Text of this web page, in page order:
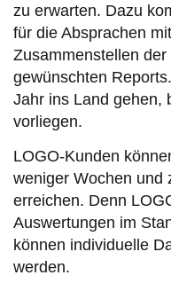
zu erwarten. Dazu
für die Absprachen
Zusammenstellen
gewünschten
Jahr ins Land gehen,
vorliegen.
LOGO-Kunden
weniger Wochen und
erreichen. Denn
Auswertungen im
können individuelle
werden.